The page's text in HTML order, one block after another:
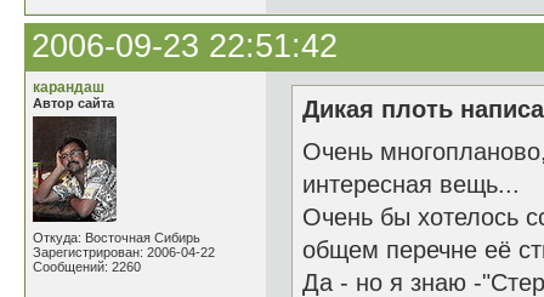
2006-09-23 22:51:42
карандаш
Автор сайта
Откуда: Восточная Сибирь
Зарегистрирован: 2006-04-22
Сообщений: 2260
Дикая плоть
Очень
интересная вещь...
Очень бы хотелось
общем перечне её
Да - но я знаю -